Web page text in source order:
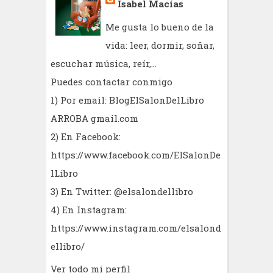
Isabel Macías
Me gusta lo bueno de la
vida: leer, dormir, soñar,
escuchar música, reír,...
Puedes contactar conmigo
1) Por email: BlogElSalonDelLibro
ARROBA gmail.com
2) En Facebook:
https://www.facebook.com/ElSalonDe
lLibro
3) En Twitter: @elsalondellibro
4) En Instagram:
https://www.instagram.com/elsalond
ellibro/
Ver todo mi perfil